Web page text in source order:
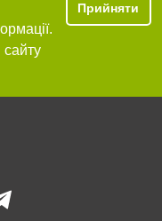
сайту
Прийняти